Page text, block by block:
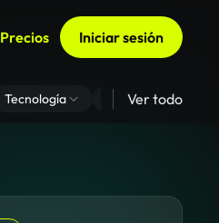
Precios Iniciar sesión
Tecnología Zoom De Fondo
Ver todo